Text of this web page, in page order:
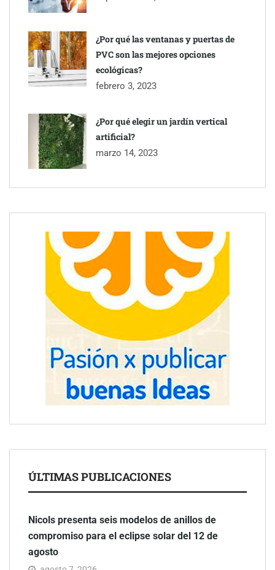
¿Por qué las ventanas y puertas de
PVC son las mejores opciones
ecológicas?
febrero 3, 2023
¿Por qué elegir un jardín vertical
artificial?
marzo 14, 2023
ÚLTIMAS PUBLICACIONES
Nicols presenta seis modelos de anillos de
compromiso para el eclipse solar del 12 de
agosto